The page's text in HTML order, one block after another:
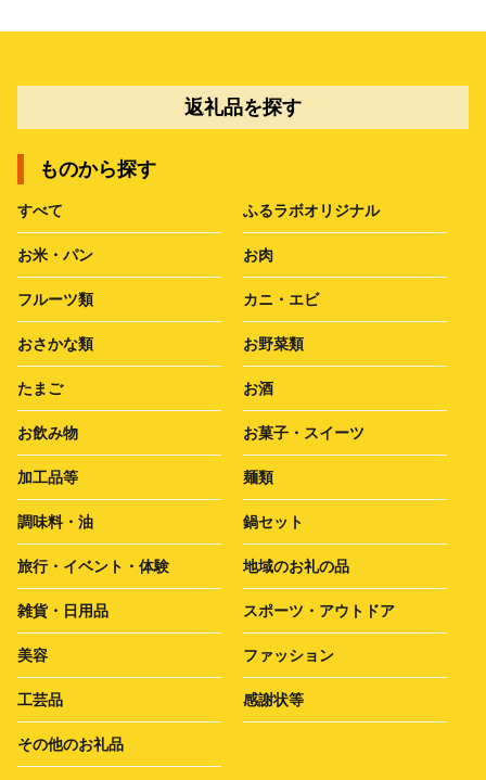
返礼品を探す
ものから探す
すべて ふるラボオリジナル
お米・パン お肉
フルーツ類 カニ・エビ
おさかな類 お野菜類
たまご お酒
お飲み物 お菓子・スイーツ
加工品等 麺類
調味料・油 鍋セット
旅行・イベント・体験 地域のお礼の品
雑貨・日用品 スポーツ・アウトドア
美容 ファッション
工芸品 感謝状等
その他のお礼品